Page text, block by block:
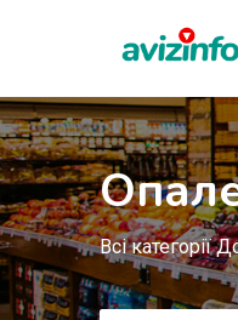
Всі категорії